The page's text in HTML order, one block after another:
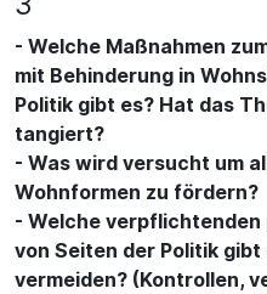
- Welche Maßnahmen
mit Behinderung in
Politik gibt es? Hat das
tangiert?
- Was wird versucht um
Wohnformen zu fördern?
- Welche
von Seiten der Politik
vermeiden? (Kontrollen,